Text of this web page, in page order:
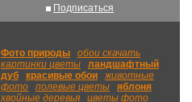
Подписаться
Фото природы обои скачать
картинки цветы
ландшафтный
дуб
красивые обои
животные
фото
полевые цветы яблоня
хвойные деревья
цветы фото